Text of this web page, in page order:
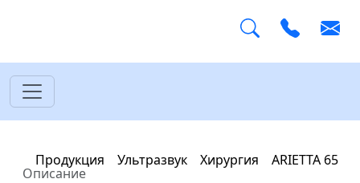
Главная
Продукция Ультразвук Хирургия ARIETTA 65
Описание